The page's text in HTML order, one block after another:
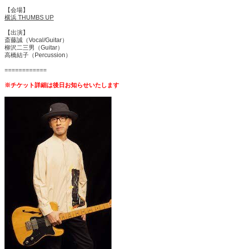
【会場】
横浜 THUMBS UP
【出演】
斎藤誠（Vocal/Guitar）
柳沢二三男（Guitar）
高橋結子（Percussion）
============
※チケット詳細は後日お知らせいたします